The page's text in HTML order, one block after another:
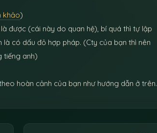
khảo)
được (cái này do quan hệ), bí quá thì tự lập
có dấu đỏ hợp pháp. (Cty của bạn thì nên
tiếng anh)
hoàn cảnh của bạn như hướng dẫn ở trên.